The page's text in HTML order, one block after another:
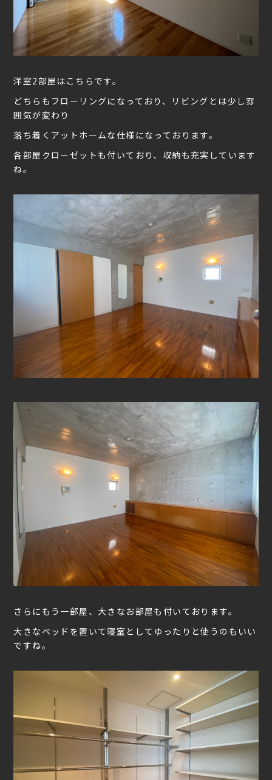
洋室2部屋はこちらです。
どちらもフローリングになっており、リビングとは少し雰
囲気が変わり
落ち着くアットホームな仕様になっております。
各部屋クローゼットも付いており、収納も充実しています
ね。
さらにもう一部屋、大きなお部屋も付いております。
大きなベッドを置いて寝室としてゆったりと使うのもいい
ですね。